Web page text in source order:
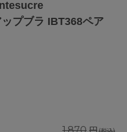
プブラ IBT368ペア
円